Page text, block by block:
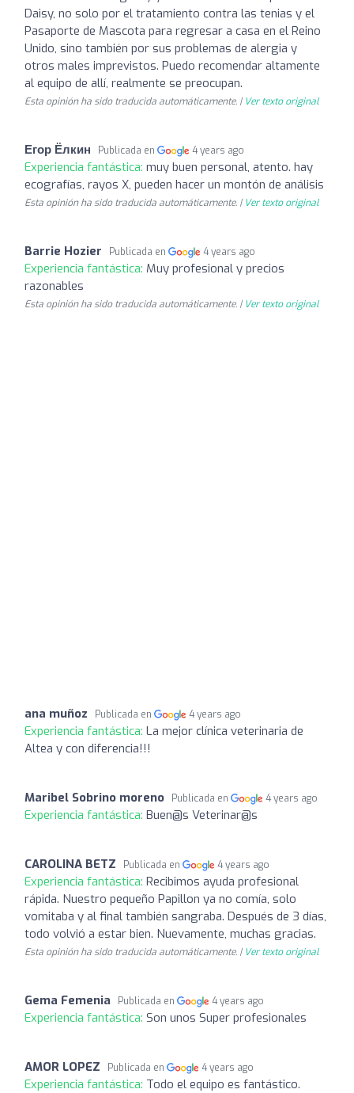
Daisy, no solo por el tratamiento contra las tenias y el
Pasaporte de Mascota para regresar a casa en el Reino
Unido, sino también por sus problemas de alergia y
otros males imprevistos. Puedo recomendar altamente
al equipo de allí, realmente se preocupan.
Esta opinión ha sido traducida automáticamente. | Ver texto original
Егор Ёлкин Publicada en 4 years ago
Experiencia fantástica: muy buen personal, atento. hay
ecografías, rayos X, pueden hacer un montón de análisis
Esta opinión ha sido traducida automáticamente. | Ver texto original
Barrie Hozier Publicada en 4 years ago
Experiencia fantástica: Muy profesional y precios
razonables
Esta opinión ha sido traducida automáticamente. | Ver texto original
ana muñoz Publicada en 4 years ago
Experiencia fantástica: La mejor clínica veterinaria de
Altea y con diferencia!!!
Maribel Sobrino moreno Publicada en 4 years ago
Experiencia fantástica: Buen@s Veterinar@s
CAROLINA BETZ Publicada en 4 years ago
Experiencia fantástica: Recibimos ayuda profesional
rápida. Nuestro pequeño Papillon ya no comía, solo
vomitaba y al final también sangraba. Después de 3 días,
todo volvió a estar bien. Nuevamente, muchas gracias.
Esta opinión ha sido traducida automáticamente. | Ver texto original
Gema Femenia Publicada en 4 years ago
Experiencia fantástica: Son unos Super profesionales
AMOR LOPEZ Publicada en 4 years ago
Experiencia fantástica: Todo el equipo es fantástico.